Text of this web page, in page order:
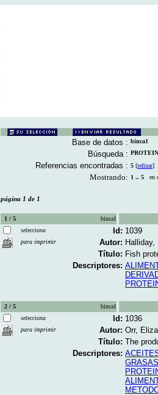
Base de datos : binca1
Búsqueda :
Referencias encontradas : 5 [refinar]
Mostrando: 1 .. 5 en
página 1 de 1
1 / 5
binca1
selecciona
para imprimir
Id: 1039
Autor:
Título: Fish
Descriptores:
2 / 5
binca1
selecciona
para imprimir
Id: 1036
Autor: Orr,
Título: The
Descriptores:
GRASAS